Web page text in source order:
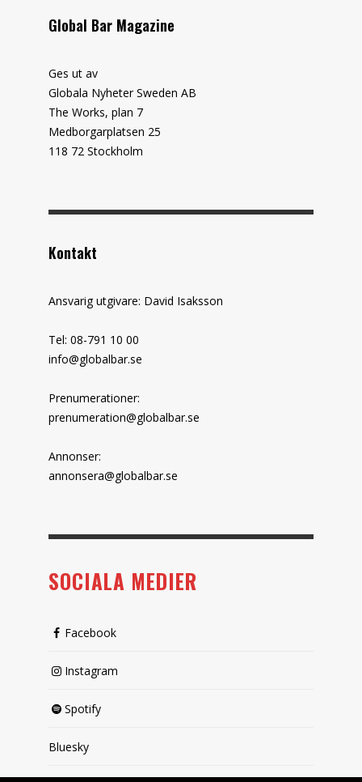
Global Bar Magazine
Ges ut av
Globala Nyheter Sweden AB
The Works, plan 7
Medborgarplatsen 25
118 72 Stockholm
Kontakt
Ansvarig utgivare: David Isaksson
Tel: 08-791 10 00
info@globalbar.se
Prenumerationer:
prenumeration@globalbar.se
Annonser:
annonsera@globalbar.se
SOCIALA MEDIER
Facebook
Instagram
Spotify
Bluesky